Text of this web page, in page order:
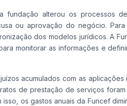
fundação alterou os processos
ou aprovação do negócio. Para
dos modelos jurídicos. A
monitorar as informações e
acumulados com as aplicações
de prestação de serviços
os gastos anuais da Funcef